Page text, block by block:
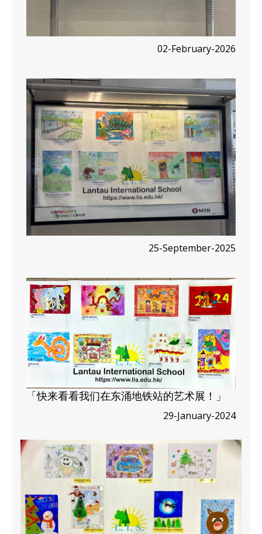
02-February-2026
25-September-2025
「快来看看我们在东涌地铁站的艺术展！」
29-January-2024